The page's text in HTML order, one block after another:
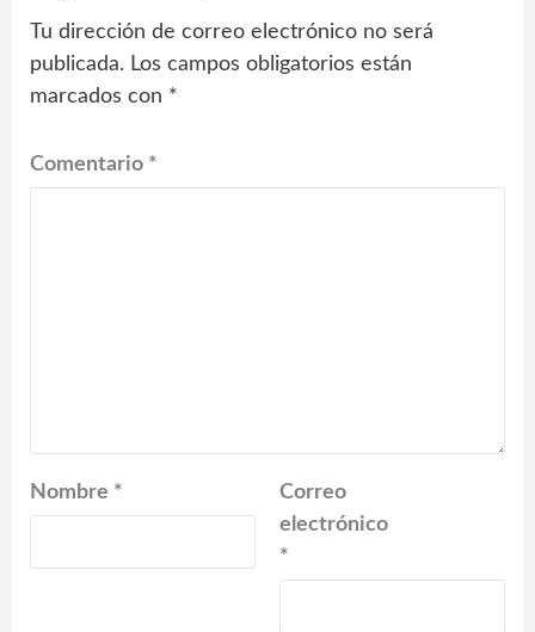
Tu dirección de correo electrónico no será
publicada. Los campos obligatorios están
marcados con *
Comentario *
Nombre *
Correo
electrónico
*